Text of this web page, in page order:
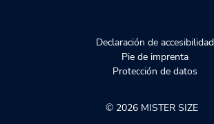
Declaración de accesibilidad
Pie de imprenta
Protección de datos
© 2026 MISTER SIZE